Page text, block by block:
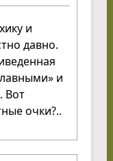
и
давно.
и
Вот
очки?..